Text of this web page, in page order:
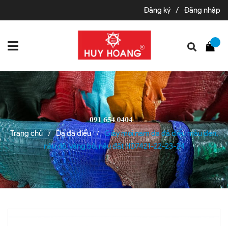
Đăng ký / Đăng nhập
Trang chủ / Da đà điểu /
Giày mọi nam da đà điểu màu đen,
nâu đỏ, vàng bò, nâu đất HD7421-22-23-24